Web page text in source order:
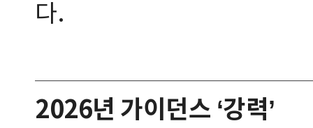
다.
2026년 가이던스 ‘강력’